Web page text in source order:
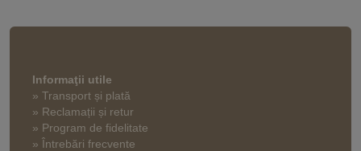
Informaţii utile
» Transport și plată
» Reclamații și retur
» Program de fidelitate
» Întrebări frecvente